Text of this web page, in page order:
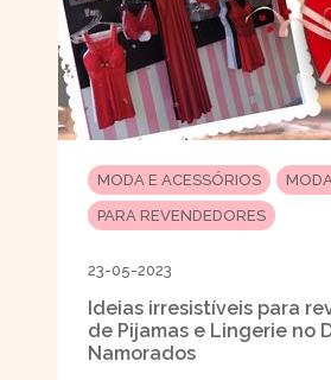
MODA E ACESSÓRIOS
PARA REVENDEDORES
23-05-2023
Ideias irresistíveis para
de Pijamas e Lingerie no
Namorados